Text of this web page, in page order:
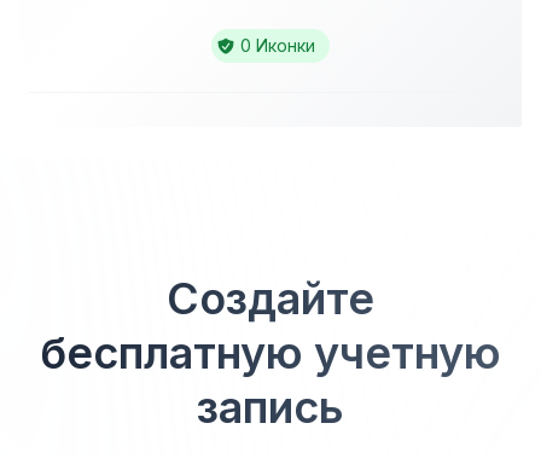
0 Иконки
Создайте
бесплатную учетную
запись